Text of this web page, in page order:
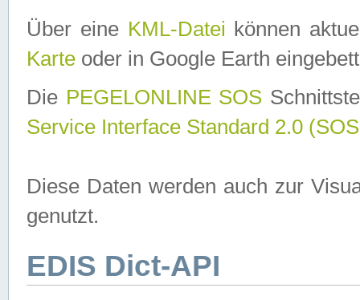
Über eine KML-Datei können
Karte oder in Google Earth
Die PEGELONLINE SOS
Service Interface Standard 2.0
Diese Daten werden auch zur
genutzt.
EDIS Dict-API